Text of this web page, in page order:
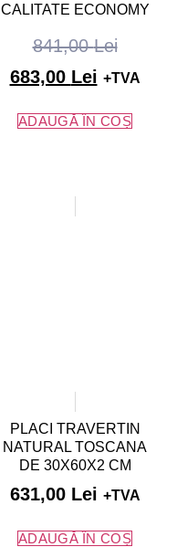
CALITATE ECONOMY
841,00Lei
683,00 Lei +TVA
ADAUGĂ ÎN COȘ
PLACI TRAVERTIN
NATURAL TOSCANA
DE 30X60X2 CM
631,00 Lei +TVA
ADAUGĂ ÎN COȘ